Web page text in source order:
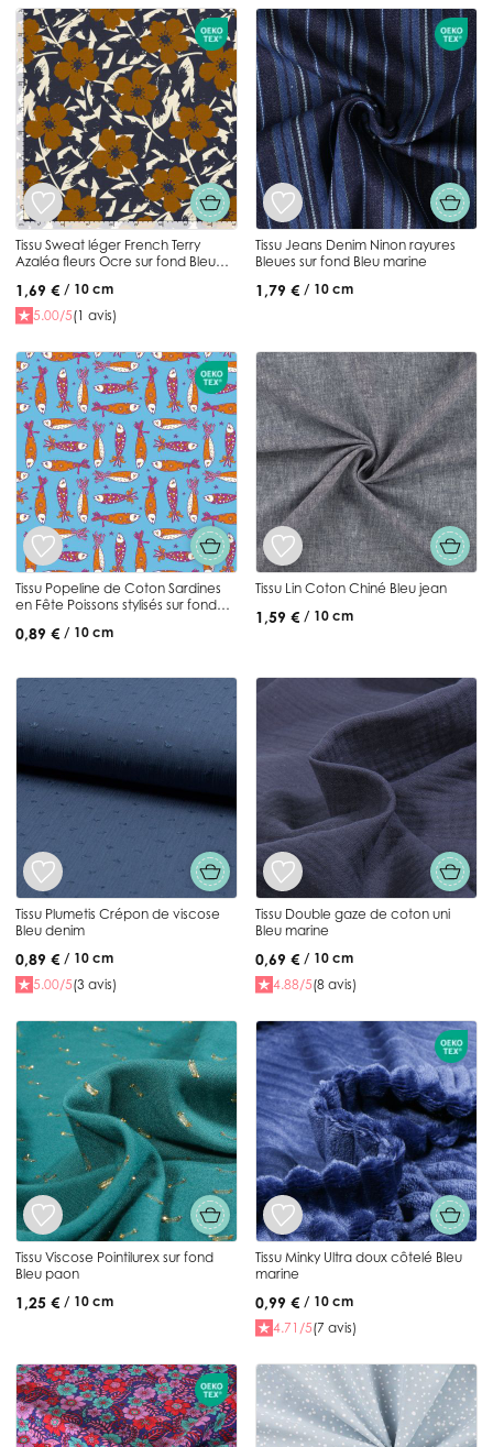
Tissu Sweat léger French Terry
Azaléa fleurs Ocre sur fond Bleu
1,69 € / 10 cm
5.00/5(1 avis)
Tissu Jeans Denim Ninon rayures
Bleues sur fond Bleu marine
1,79 € / 10 cm
Tissu Popeline de Coton Sardines
en Fête Poissons stylisés sur fond
0,89 € / 10 cm
Tissu Lin Coton Chiné Bleu jean
1,59 € / 10 cm
Tissu Plumetis Crépon de viscose
Bleu denim
0,89 € / 10 cm
5.00/5(3 avis)
Tissu Double gaze de coton uni
Bleu marine
0,69 € / 10 cm
4.88/5(8 avis)
Tissu Viscose Pointilurex sur fond
Bleu paon
1,25 € / 10 cm
Tissu Minky Ultra doux côtelé Bleu
marine
0,99 € / 10 cm
4.71/5(7 avis)